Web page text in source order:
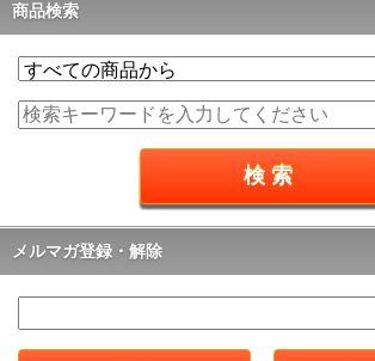
商品検索
メルマガ登録・解除